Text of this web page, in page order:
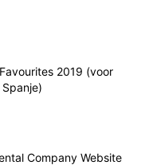
2019 (voor
Company Website